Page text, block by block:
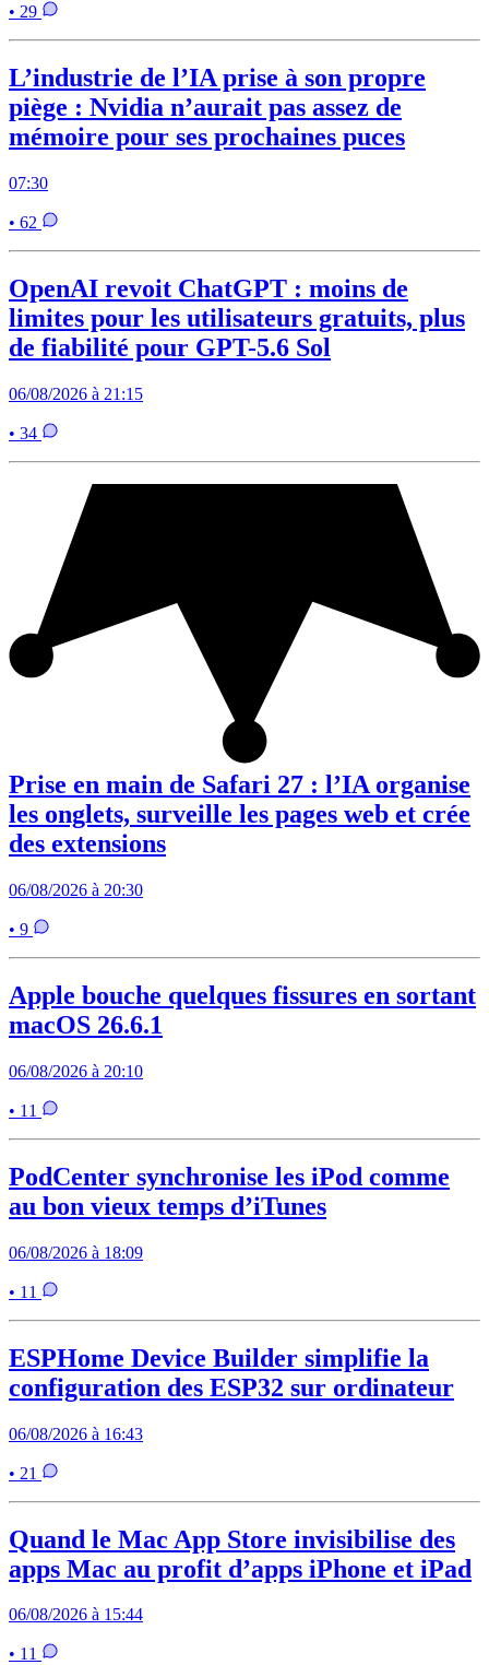
• 29
L’industrie de l’IA prise à son propre
piège : Nvidia n’aurait pas assez de
mémoire pour ses prochaines puces
07:30
• 62
OpenAI revoit ChatGPT : moins de
limites pour les utilisateurs gratuits, plus
de fiabilité pour GPT-5.6 Sol
06/08/2026 à 21:15
• 34
Prise en main de Safari 27 : l’IA organise
les onglets, surveille les pages web et crée
des extensions
06/08/2026 à 20:30
• 9
Apple bouche quelques fissures en sortant
macOS 26.6.1
06/08/2026 à 20:10
• 11
PodCenter synchronise les iPod comme
au bon vieux temps d’iTunes
06/08/2026 à 18:09
• 11
ESPHome Device Builder simplifie la
configuration des ESP32 sur ordinateur
06/08/2026 à 16:43
• 21
Quand le Mac App Store invisibilise des
apps Mac au profit d’apps iPhone et iPad
06/08/2026 à 15:44
• 11